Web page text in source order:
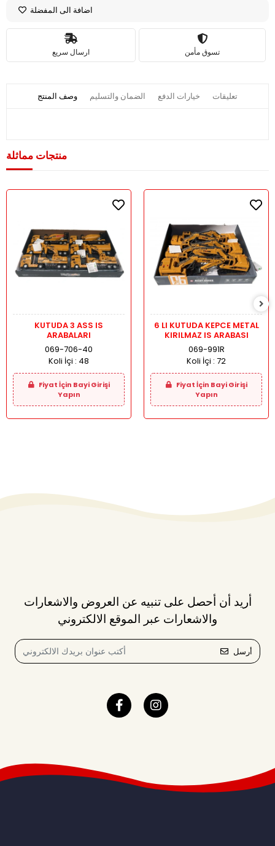
اضافة الى المفضلة
ارسال سريع تسوق مأمن
وصف المنتج الضمان والتسليم خيارات الدفع تعليقات
منتجات مماثلة
KUTUDA 3 ASS IS
ARABALARI
069-706-40
Koli İçi : 48
Fiyat İçin Bayi Girişi
Yapın
6 LI KUTUDA KEPCE METAL
KIRILMAZ IS ARABASI
069-991R
Koli İçi : 72
Fiyat İçin Bayi Girişi
Yapın
أريد أن أحصل على تنبيه عن العروض والاشعارات
والاشعارات عبر الموقع الالكتروني
أرسل